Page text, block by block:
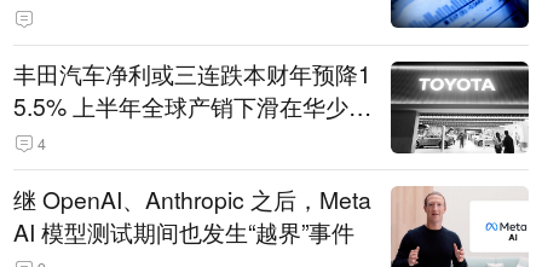
丰田汽车净利或三连跌本财年预降1
5.5% 上半年全球产销下滑在华少卖
14.3万辆
4
继 OpenAI、Anthropic 之后，Meta
AI 模型测试期间也发生“越界”事件